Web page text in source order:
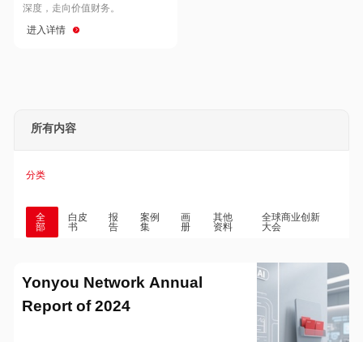
深度，走向价值财务。
进入详情
所有内容
分类
全
部
白皮
书
报
告
案例
集
画
册
其他
资料
全球商业创新
大会
Yonyou Network Annual
Report of 2024